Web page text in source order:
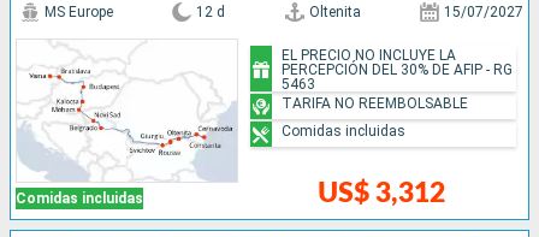
Comidas incluidas
MS Europe 12 d Oltenita 15/07/2027
US$ 3,312
EL PRECIO NO INCLUYE LA
PERCEPCIÓN DEL 30% DE AFIP - RG
5463
TARIFA NO REEMBOLSABLE
Comidas incluidas